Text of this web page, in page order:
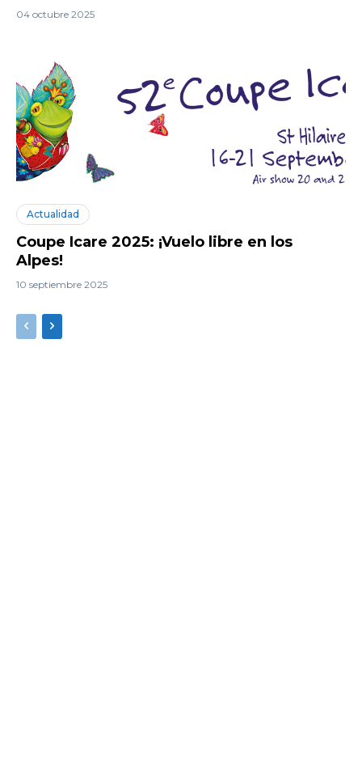
04 octubre 2025
Actualidad
Coupe Icare 2025: ¡Vuelo libre en los
Alpes!
10 septiembre 2025